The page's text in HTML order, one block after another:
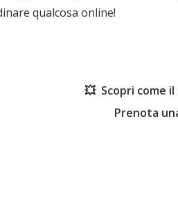
qualcosa online!
💥 Scopri come
Prenota